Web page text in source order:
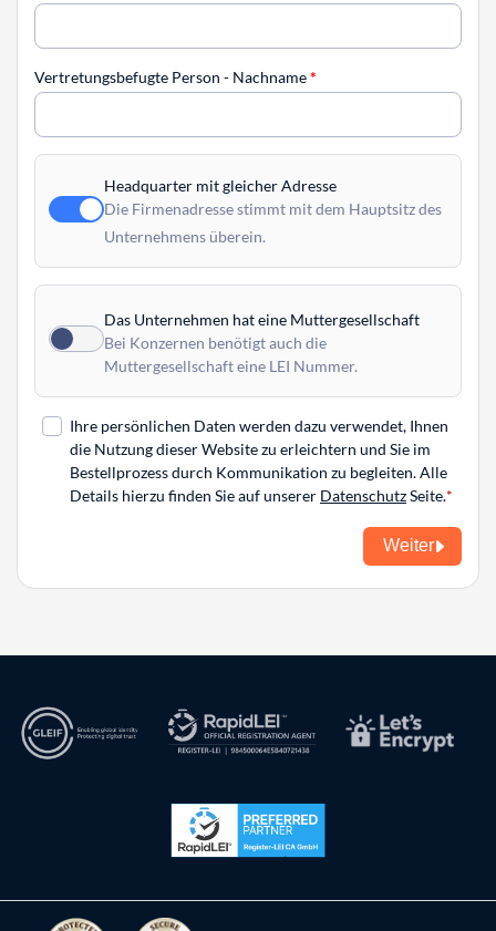
Vertretungsbefugte Person - Nachname*
Headquarter mit gleicher Adresse
Die Firmenadresse stimmt mit dem Hauptsitz des
Unternehmens überein.
Das Unternehmen hat eine Muttergesellschaft
Bei Konzernen benötigt auch die
Muttergesellschaft eine LEI Nummer.
Ihre persönlichen Daten werden dazu verwendet, Ihnen
die Nutzung dieser Website zu erleichtern und Sie im
Bestellprozess durch Kommunikation zu begleiten. Alle
Details hierzu finden Sie auf unserer DatenschutzSeite.
Weiter